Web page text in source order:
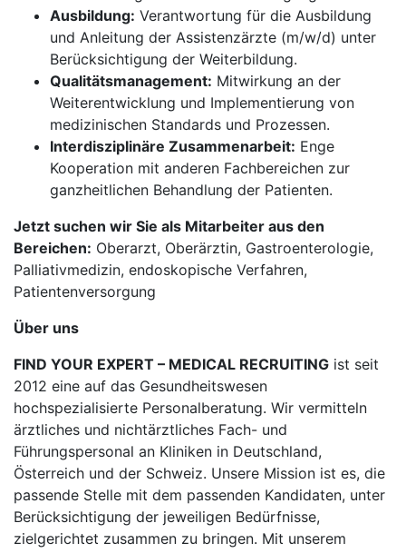
Ausbildung: Verantwortung für die Ausbildung
und Anleitung der Assistenzärzte (m/w/d) unter
Berücksichtigung der Weiterbildung.
Qualitätsmanagement: Mitwirkung an der
Weiterentwicklung und Implementierung von
medizinischen Standards und Prozessen.
Interdisziplinäre Zusammenarbeit: Enge
Kooperation mit anderen Fachbereichen zur
ganzheitlichen Behandlung der Patienten.
Jetzt suchen wir Sie als Mitarbeiter aus den
Bereichen: Oberarzt, Oberärztin, Gastroenterologie,
Palliativmedizin, endoskopische Verfahren,
Patientenversorgung
Über uns
FIND YOUR EXPERT – MEDICAL RECRUITING ist seit
2012 eine auf das Gesundheitswesen
hochspezialisierte Personalberatung. Wir vermitteln
ärztliches und nichtärztliches Fach- und
Führungspersonal an Kliniken in Deutschland,
Österreich und der Schweiz. Unsere Mission ist es, die
passende Stelle mit dem passenden Kandidaten, unter
Berücksichtigung der jeweiligen Bedürfnisse,
zielgerichtet zusammen zu bringen. Mit unserem